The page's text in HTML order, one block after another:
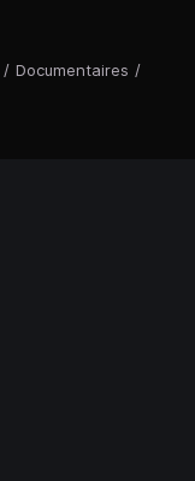
/ Documentaires /